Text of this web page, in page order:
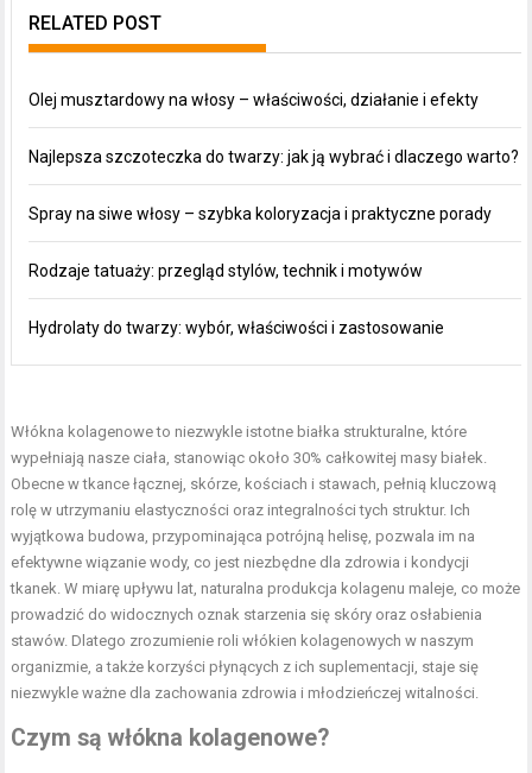
RELATED POST
Olej musztardowy na włosy – właściwości, działanie i efekty
Najlepsza szczoteczka do twarzy: jak ją wybrać i dlaczego warto?
Spray na siwe włosy – szybka koloryzacja i praktyczne porady
Rodzaje tatuaży: przegląd stylów, technik i motywów
Hydrolaty do twarzy: wybór, właściwości i zastosowanie
Włókna kolagenoweto niezwykle istotne białka strukturalne, które
wypełniają nasze ciała, stanowiąc około 30% całkowitej masy białek.
Obecne w tkance łącznej, skórze, kościach i stawach, pełnią kluczową
rolę w utrzymaniu elastyczności oraz integralności tych struktur. Ich
wyjątkowa budowa, przypominająca potrójną helisę, pozwala im na
efektywne wiązanie wody, co jest niezbędne dla zdrowia i kondycji
tkanek. W miarę upływu lat, naturalna produkcja kolagenu maleje, co może
prowadzić do widocznych oznak starzenia się skóry oraz osłabienia
stawów. Dlatego zrozumienie roli włókien kolagenowych w naszym
organizmie, a także korzyści płynących z ich suplementacji, staje się
niezwykle ważne dla zachowania zdrowia i młodzieńczej witalności.
Czym są włókna kolagenowe?